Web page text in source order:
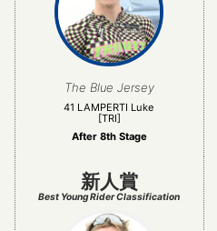
The Blue Jersey
41 LAMPERTI Luke
[TRI]
After 8th Stage
新人賞
Best Young Rider Classification